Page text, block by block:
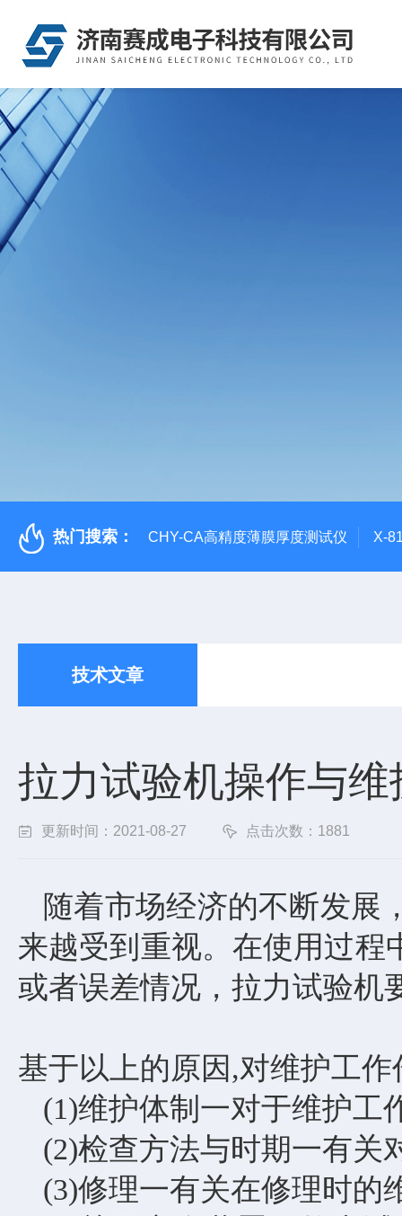
热门搜索： CHY-CA高精度薄膜厚度测试仪 X-
技术文章
拉力试验机操作与维
更新时间：2021-08-27 点击次数：1881
随着市场经济的不断发展
来越受到重视。在使用过程
或者误差情况，拉力试验机
基于以上的原因 ,对维护工
(1)维护体制一对于维护工
(2)检查方法与时期一有关
(3)修理一有关在修理时的